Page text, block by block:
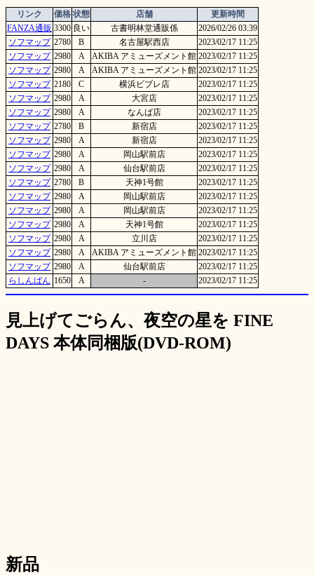
リンク 価格 状態 店舗
更新時間
FANZA通販 3300 良い 古書明林堂通販係
2026/02/26 03:39
ソフマップ 2780 B 名古屋駅西店
2023/02/17 11:25
ソフマップ 2980 A AKIBA アミューズメント館 2023/02/17 11:25
ソフマップ 2980 A AKIBA アミューズメント館 2023/02/17 11:25
ソフマップ 2180 C 横浜ビブレ店
2023/02/17 11:25
ソフマップ 2980 A 大宮店
2023/02/17 11:25
ソフマップ 2980 A なんば店
2023/02/17 11:25
ソフマップ 2780 B 新宿店
2023/02/17 11:25
ソフマップ 2980 A 新宿店
2023/02/17 11:25
ソフマップ 2980 A 岡山駅前店
2023/02/17 11:25
ソフマップ 2980 A 仙台駅前店
2023/02/17 11:25
ソフマップ 2780 B 天神1号館
2023/02/17 11:25
ソフマップ 2980 A 岡山駅前店
2023/02/17 11:25
ソフマップ 2980 A 岡山駅前店
2023/02/17 11:25
ソフマップ 2980 A 天神1号館
2023/02/17 11:25
ソフマップ 2980 A 立川店
2023/02/17 11:25
ソフマップ 2980 A AKIBA アミューズメント館 2023/02/17 11:25
ソフマップ 2980 A 仙台駅前店
2023/02/17 11:25
らしんばん 1650 A - 2023/02/17 11:25
見上げてごらん、夜空の星を FINE
DAYS 本体同梱版(DVD-ROM)
新品